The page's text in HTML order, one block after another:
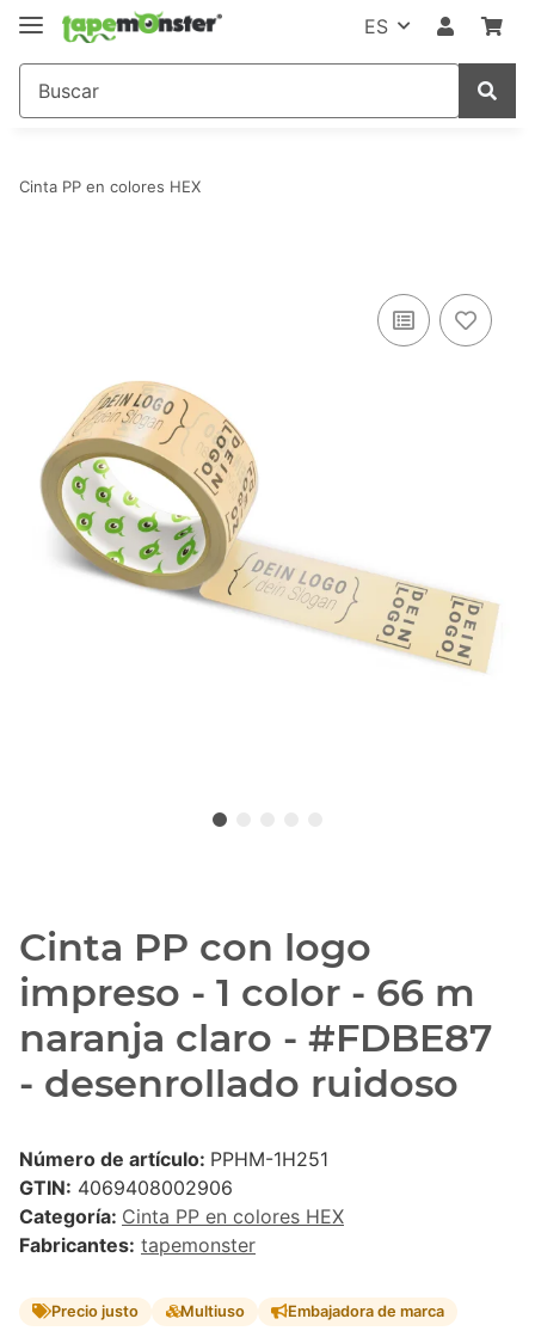
ES
Cinta PP en colores HEX
Cinta PP con logo
impreso - 1 color - 66 m
naranja claro - #FDBE87
- desenrollado ruidoso
Número de artículo: PPHM-1H251
GTIN: 4069408002906
Categoría: Cinta PP en colores HEX
Fabricantes: tapemonster
Precio justo Multiuso Embajadora de marca